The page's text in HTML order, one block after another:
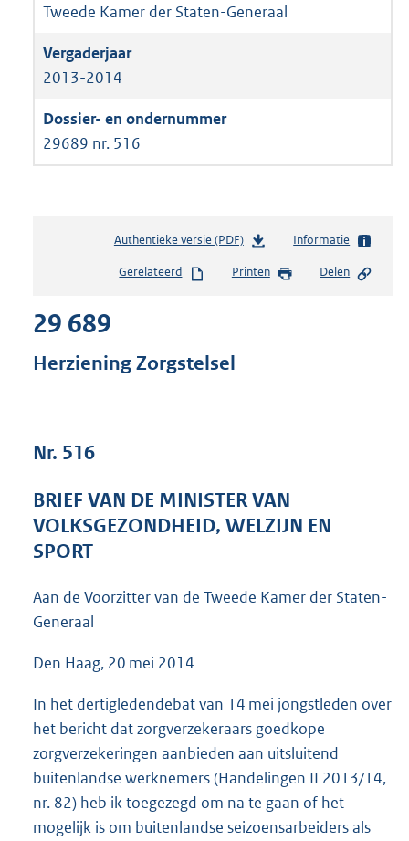
Tweede Kamer der Staten-Generaal
2013-2014
29689 nr. 516
Authentieke versie (PDF)b
s
e
:
b
Informatie
Gerelateerd Printen Delen
29 689
Herziening Zorgstelsel
Nr. 516
BRIEF VAN DE MINISTER VAN
VOLKSGEZONDHEID, WELZIJN EN
SPORT
Aan de Voorzitter van de Tweede Kamer der Staten-
Generaal
Den Haag, 20 mei 2014
In het dertigledendebat van 14 mei jongstleden over
het bericht dat zorgverzekeraars goedkope
zorgverzekeringen aanbieden aan uitsluitend
buitenlandse werknemers (Handelingen II 2013/14,
nr. 82) heb ik toegezegd om na te gaan of het
mogelijk is om buitenlandse seizoensarbeiders als